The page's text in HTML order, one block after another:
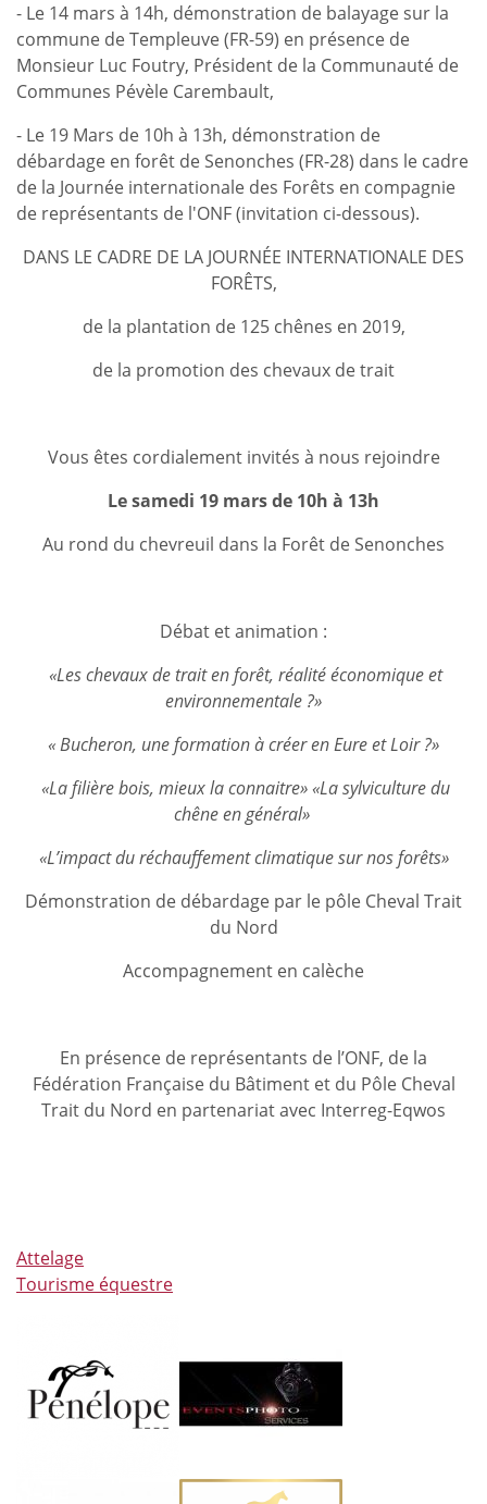
- Le 14 mars à 14h, démonstration de balayage sur la
commune de Templeuve (FR-59) en présence de
Monsieur Luc Foutry, Président de la Communauté de
Communes Pévèle Carembault,
- Le 19 Mars de 10h à 13h, démonstration de
débardage en forêt de Senonches (FR-28) dans le cadre
de la Journée internationale des Forêts en compagnie
de représentants de l'ONF (invitation ci-dessous).
DANS LE CADRE DE LA JOURNÉE INTERNATIONALE DES
FORÊTS,
de la plantation de 125 chênes en 2019,
de la promotion des chevaux de trait
Vous êtes cordialement invités à nous rejoindre
Le samedi 19 mars de 10h à 13h
Au rond du chevreuil dans la Forêt de Senonches
Débat et animation :
«Les chevaux de trait en forêt, réalité économique et
environnementale ?»
« Bucheron, une formationà créer en Eure et Loir ?»
«La filière bois, mieux la connaitre» «La sylviculture du
chêne en général»
«L’impact du réchauffement climatique sur nos forêts»
Démonstration de débardage par le pôle Cheval Trait
du Nord
Accompagnement en calèche
En présence de représentants de l’ONF, de la
Fédération Française du Bâtiment et du Pôle Cheval
Trait du Nord en partenariat avec Interreg-Eqwos
Attelage
Tourisme équestre